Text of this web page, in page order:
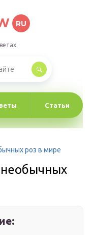
RU
Статьи
роз в мире